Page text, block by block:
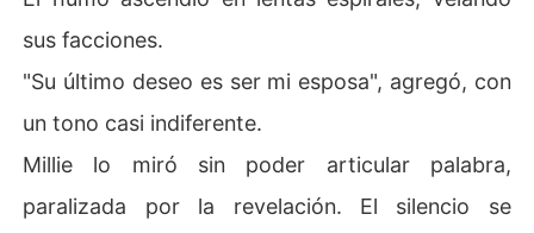
sus facciones.
"Su último deseo es ser mi esposa", agregó, con
un tono casi indiferente.
Millie lo miró sin poder articular palabra,
paralizada por la revelación. El silencio se